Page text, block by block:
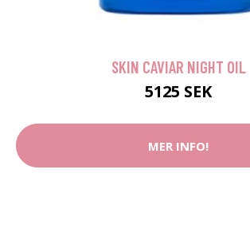
SKIN CAVIAR NIGHT OIL
5125 SEK
MER INFO!